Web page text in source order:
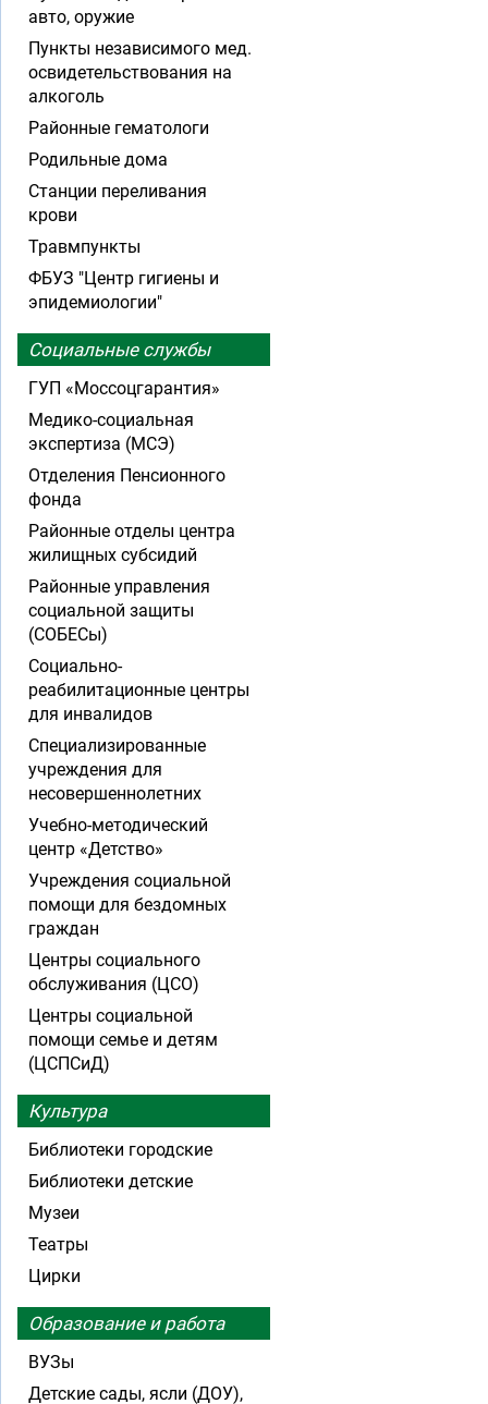
авто, оружие
Пункты независимого мед.
освидетельствования на
алкоголь
Районные гематологи
Родильные дома
Станции переливания
крови
Травмпункты
ФБУЗ "Центр гигиены и
эпидемиологии"
Социальные службы
ГУП «Моссоцгарантия»
Медико-социальная
экспертиза (МСЭ)
Отделения Пенсионного
фонда
Районные отделы центра
жилищных субсидий
Районные управления
социальной защиты
(СОБЕСы)
Социально-
реабилитационные центры
для инвалидов
Специализированные
учреждения для
несовершеннолетних
Учебно-методический
центр «Детство»
Учреждения социальной
помощи для бездомных
граждан
Центры социального
обслуживания (ЦСО)
Центры социальной
помощи семье и детям
(ЦСПСиД)
Культура
Библиотеки городские
Библиотеки детские
Музеи
Театры
Цирки
Образование и работа
ВУЗы
Детские сады, ясли (ДОУ),